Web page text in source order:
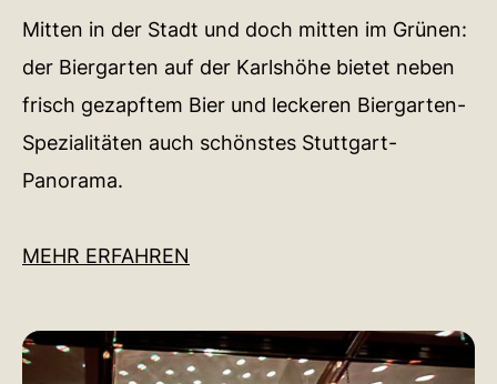
Mitten in der Stadt und doch mitten im Grünen:
der Biergarten auf der Karlshöhe bietet neben
frisch gezapftem Bier und leckeren Biergarten-
Spezialitäten auch schönstes Stuttgart-
Panorama.
MEHR ERFAHREN